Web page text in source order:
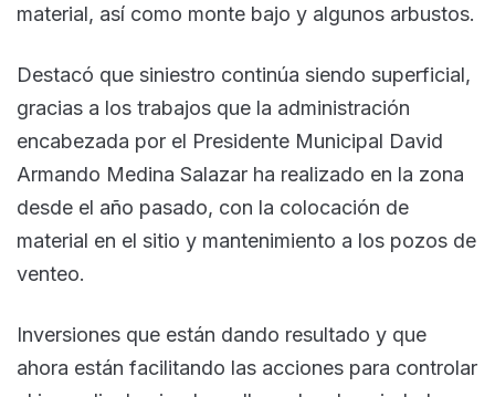
material, así como monte bajo y algunos arbustos.
Destacó que siniestro continúa siendo superficial,
gracias a los trabajos que la administración
encabezada por el Presidente Municipal David
Armando Medina Salazar ha realizado en la zona
desde el año pasado, con la colocación de
material en el sitio y mantenimiento a los pozos de
venteo.
Inversiones que están dando resultado y que
ahora están facilitando las acciones para controlar